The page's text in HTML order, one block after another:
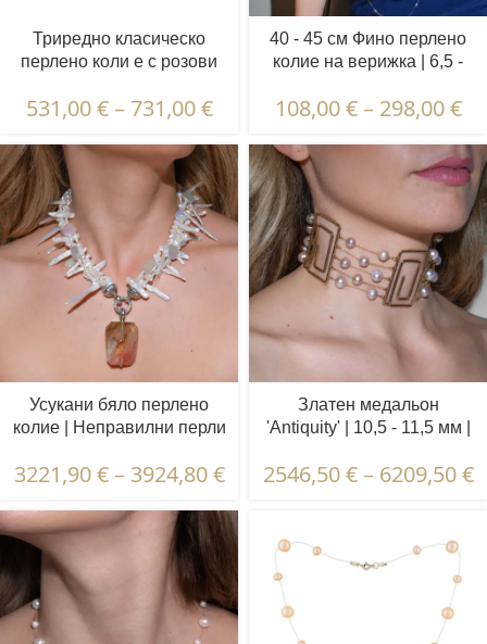
Триредно класическо
перлено коли е с розови
Кръгли перли
531,00€ – 731,00€
40 - 45 см Фино перлено
колие на верижка | 6,5 -
бр.
108,00€ – 298,00€
Усукани бяло перлено
колие | Неправилни перли
3221,90€ – 3924,80€
Златен медальон
'Antiquity' | 10,5 - 11,5 мм |
2546,50€ – 6209,50€